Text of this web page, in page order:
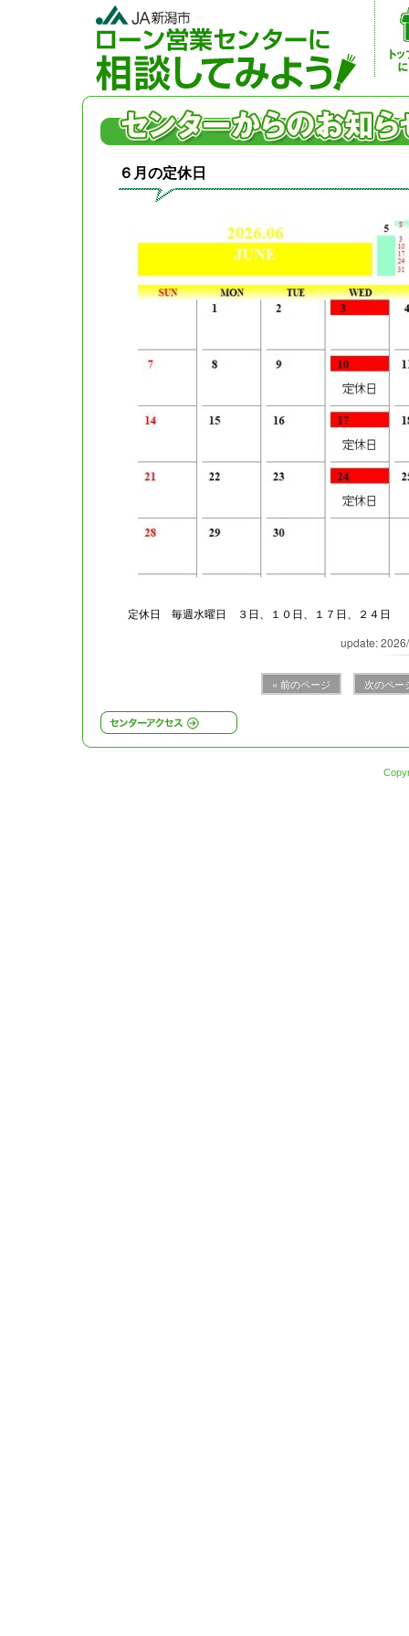
６月の定休日
定休日 毎週水曜日 ３日、１０日、１７日、２４日
update:
« 前のページ 次のペー